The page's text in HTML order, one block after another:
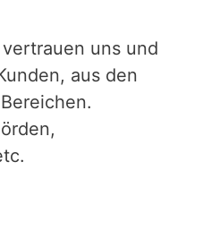
uns und
aus den